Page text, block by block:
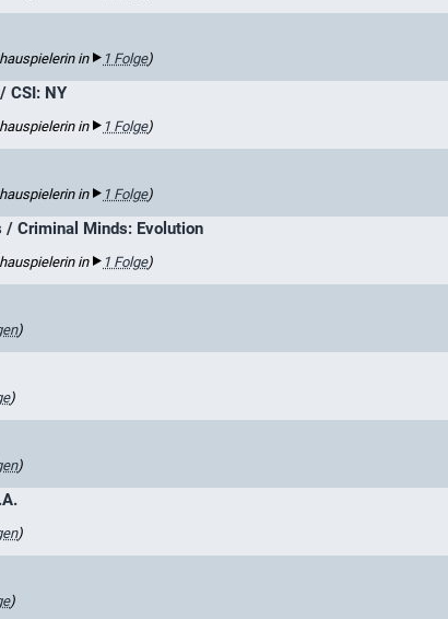
in 1 Folge)
CSI: NY
in 1 Folge)
in 1 Folge)
/ Criminal Minds: Evolution
in 1 Folge)
)
)
)
)
)